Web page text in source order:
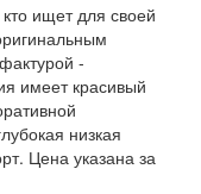
ищет для своей
-
имеет красивый
низкая
Цена указана за